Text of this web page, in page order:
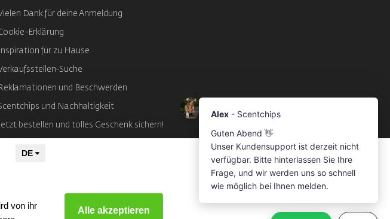
Dank für deine Anmeldung
Erklärung
Inspiration für zu Hause
Suche
Reklamationen und Beschwerden
und Nachhaltigkeit
Jetzt bestellen und tolles Geschenk sichern!
von ihr
Alle akzeptieren